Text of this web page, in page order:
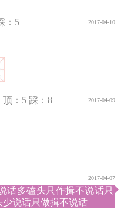
2017-04-10
： 5
2017-04-09
顶： 5 踩： 8
2017-04-07
话多磕头只作揖不说话只
说话只做揖不说话